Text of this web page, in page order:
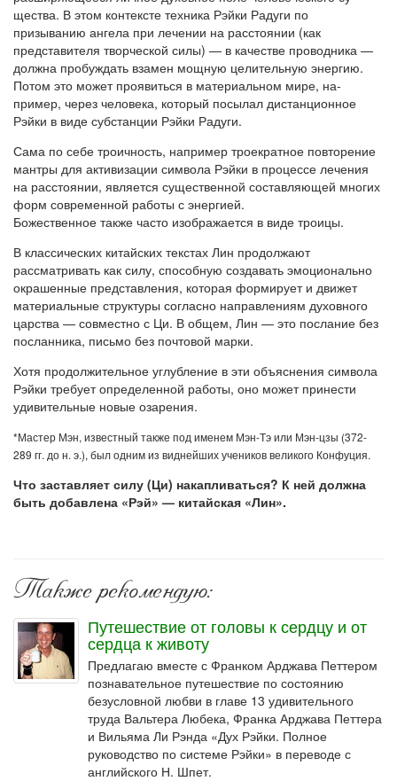
щества. В этом контексте техника Рэйки Радуги по
призыванию ангела при лечении на расстоянии (как
представителя творческой силы) — в качестве проводника —
должна пробуждать взамен мощную целитель­ную энергию.
Потом это может проявиться в материальном мире, на­
пример, через человека, который посылал дистанционное
Рэйки в виде субстанции Рэйки Радуги.
Сама по себе троичность, например троекратное повторение
мант­ры для активизации символа Рэйки в процессе лечения
на расстоянии, является существенной составляющей многих
форм современной работы с энергией.
Божественное также часто изображается в виде троицы.
В классических китайских текстах Лин продолжают
рассматривать как силу, способную создавать эмоционально
окрашенные представле­ния, которая формирует и движет
материальные структуры согласно направлениям духовного
царства — совместно с Ци. В общем, Лин — это послание без
посланника, письмо без почтовой марки.
Хотя продолжительное углубление в эти объяснения символа
Рэйки требует определенной работы, оно может принести
удивительные но­вые озарения.
*Мастер Мэн, известный также под именем Мэн-Тэ или Мэн-цзы (372-
289 гг. до н. э.), был одним из виднейших учеников великого Конфуция.
Что заставляет силу (Ци) накапливаться? К ней должна
быть добавлена «Рэй» — китайская «Лин».
Также рекомендую:
Путешествие от головы к сердцу и от
сердца к животу
Предлагаю вместе с Франком Арджава Петтером
познавательное путешествие по состоянию
безусловной любви в главе 13 удивительного
труда Вальтера Любека, Франка Арджава Петтера
и Вильяма Ли Рэнда «Дух Рэйки. Полное
руководство по системе Рэйки» в переводе с
английского Н. Шпет.